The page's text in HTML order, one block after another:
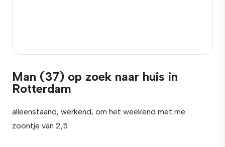
Man (37) op zoek naar huis in
Rotterdam
alleenstaand, werkend, om het weekend met me
zoontje van 2,5